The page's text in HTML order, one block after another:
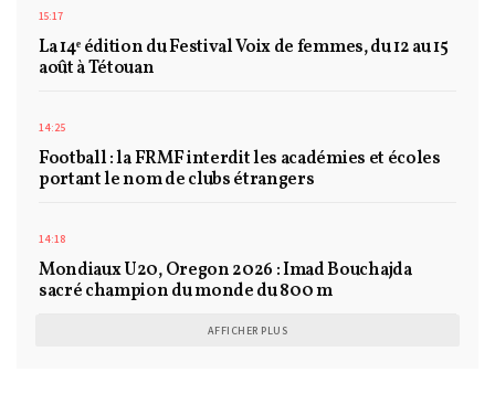
15:17
La 14ᵉ édition du Festival Voix de femmes, du 12 au 15
août à Tétouan
14:25
Football : la FRMF interdit les académies et écoles
portant le nom de clubs étrangers
14:18
Mondiaux U20, Oregon 2026 : Imad Bouchajda
sacré champion du monde du 800 m
AFFICHER PLUS